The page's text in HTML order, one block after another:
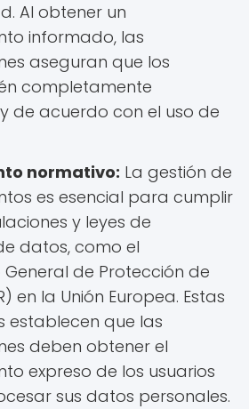
Al obtener un
informado, las
aseguran que los
completamente
de acuerdo con el uso de
normativo: La gestión de
es esencial para cumplir
y leyes de
datos, como el
de Protección de
en la Unión Europea. Estas
establecen que las
deben obtener el
expreso de los usuarios
sus datos personales.